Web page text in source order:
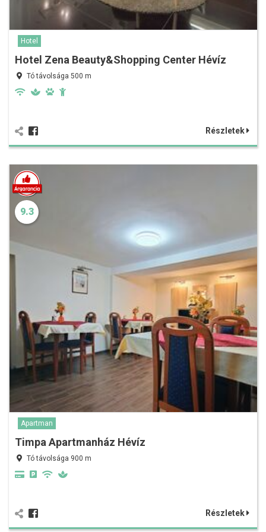
Hotel
Hotel Zena Beauty&Shopping Center Hévíz
Tó távolsága 500 m
Részletek
9.3
Apartman
Timpa Apartmanház Hévíz
Tó távolsága 900 m
Részletek